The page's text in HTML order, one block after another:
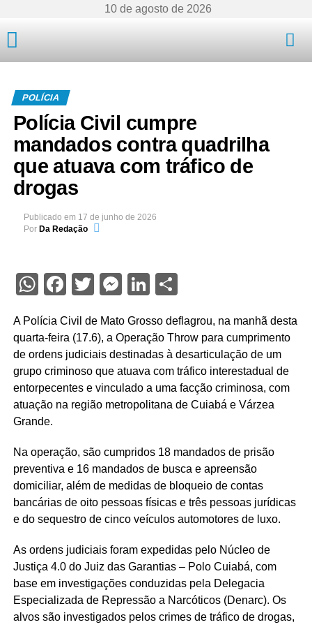
10 de agosto de 2026
POLÍCIA
Polícia Civil cumpre
mandados contra quadrilha
que atuava com tráfico de
drogas
Publicado em 17 de junho de 2026
Por Da Redação
WhatsApp
Facebook
Twitter
Messenger
LinkedIn
Share
A Polícia Civil de Mato Grosso deflagrou, na manhã desta
quarta-feira (17.6), a Operação Throw para cumprimento
de ordens judiciais destinadas à desarticulação de um
grupo criminoso que atuava com tráfico interestadual de
entorpecentes e vinculado a uma facção criminosa, com
atuação na região metropolitana de Cuiabá e Várzea
Grande.
Na operação, são cumpridos 18 mandados de prisão
preventiva e 16 mandados de busca e apreensão
domiciliar, além de medidas de bloqueio de contas
bancárias de oito pessoas físicas e três pessoas jurídicas
e do sequestro de cinco veículos automotores de luxo.
As ordens judiciais foram expedidas pelo Núcleo de
Justiça 4.0 do Juiz das Garantias – Polo Cuiabá, com
base em investigações conduzidas pela Delegacia
Especializada de Repressão a Narcóticos (Denarc). Os
alvos são investigados pelos crimes de tráfico de drogas,